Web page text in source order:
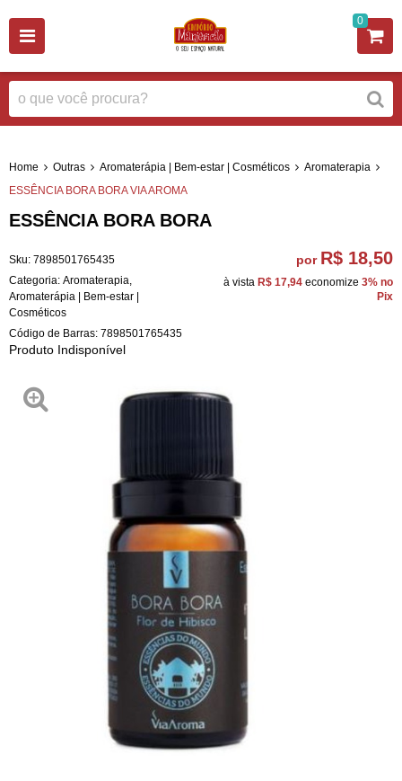
0
Home Outras Aromaterápia | Bem-estar | Cosméticos
Aromaterapia
ESSÊNCIA BORA BORA VIA AROMA
ESSÊNCIA BORA BORA
Sku: 7898501765435
Categoria: Aromaterapia
Aromaterápia | Bem-estar |
Cosméticos
Código de Barras: 7898501765435
Produto Indisponível
por R$ 18,50
à vista R$ 17,94 economize 3% no
Pix